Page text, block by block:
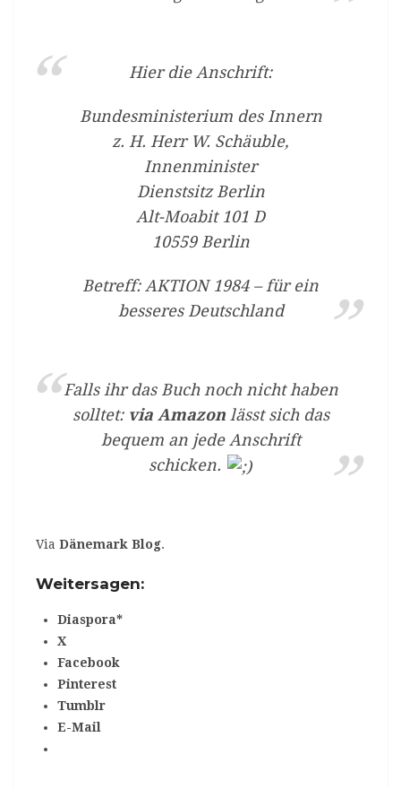
Hier die Anschrift:
Bundesministerium des Innern
z. H. Herr W. Schäuble,
Innenminister
Dienstsitz Berlin
Alt-Moabit 101 D
10559 Berlin
Betreff: AKTION 1984 – für ein
besseres Deutschland
Falls ihr das Buch noch nicht haben
solltet: via Amazonlässt sich das
bequem an jede Anschrift
schicken.
Via Dänemark Blog.
Weitersagen:
Diaspora*
X
Facebook
Pinterest
Tumblr
E-Mail